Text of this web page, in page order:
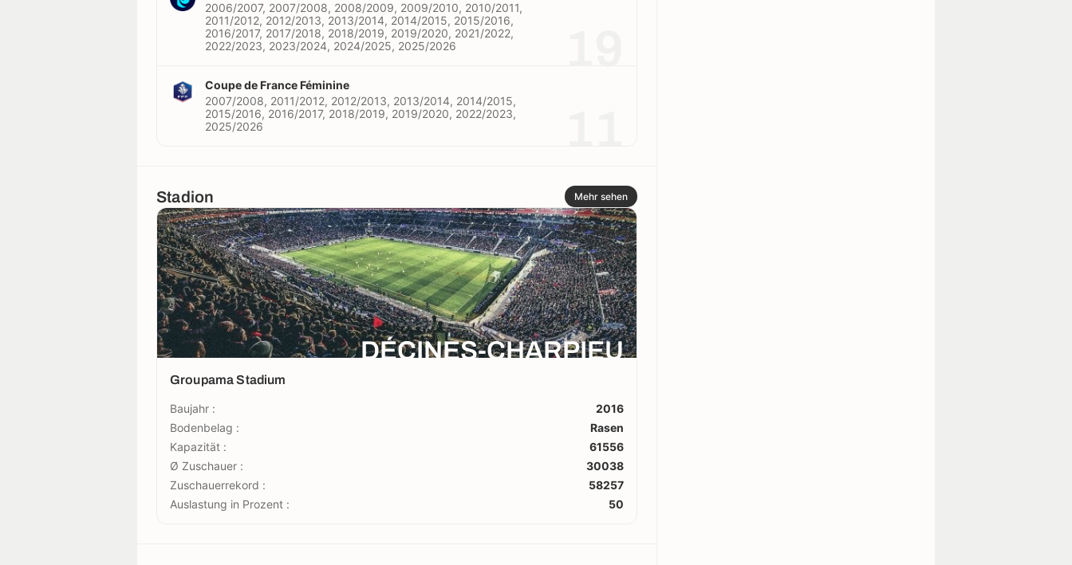
2006/2007, 2007/2008, 2008/2009, 2009/2010, 2010/2011,
2011/2012, 2012/2013, 2013/2014, 2014/2015, 2015/2016,
2016/2017, 2017/2018, 2018/2019, 2019/2020, 2021/2022,
2022/2023, 2023/2024, 2024/2025, 2025/2026
Coupe de France Féminine
2007/2008, 2011/2012, 2012/2013, 2013/2014, 2014/2015,
2015/2016, 2016/2017, 2018/2019, 2019/2020, 2022/2023,
2025/2026
Stadion Mehr sehen
DÉCINES-CHARPIEU
Groupama Stadium
Baujahr :
2016
Bodenbelag :
Rasen
Kapazität :
61556
Ø Zuschauer :
30038
Zuschauerrekord :
58257
Auslastung in Prozent :
50